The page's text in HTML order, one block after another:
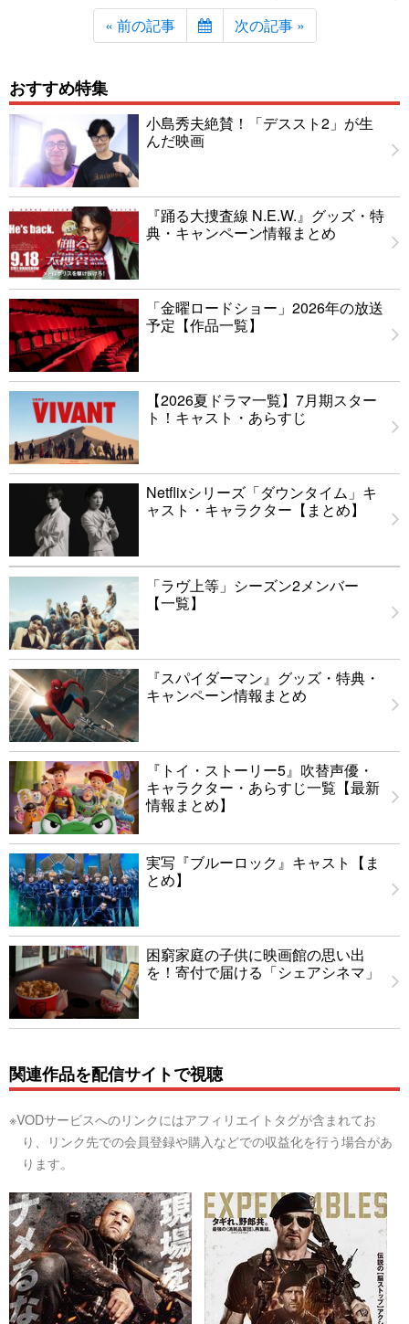
« 前の記事 次の記事 »
おすすめ特集
小島秀夫絶賛！「デススト2」が生
んだ映画
『踊る大捜査線 N.E.W.』グッズ・特
典・キャンペーン情報まとめ
「金曜ロードショー」2026年の放送
予定【作品一覧】
【2026夏ドラマ一覧】7月期スター
ト！キャスト・あらすじ
Netflixシリーズ「ダウンタイム」キ
ャスト・キャラクター【まとめ】
「ラヴ上等」シーズン2メンバー
【一覧】
『スパイダーマン』グッズ・特典・
キャンペーン情報まとめ
『トイ・ストーリー5』吹替声優・
キャラクター・あらすじ一覧【最新
情報まとめ】
実写『ブルーロック』キャスト【ま
とめ】
困窮家庭の子供に映画館の思い出
を！寄付で届ける「シェアシネマ」
関連作品を配信サイトで視聴
※VODサービスへのリンクにはアフィリエイトタグが含まれてお
り、リンク先での会員登録や購入などでの収益化を行う場合があ
ります。